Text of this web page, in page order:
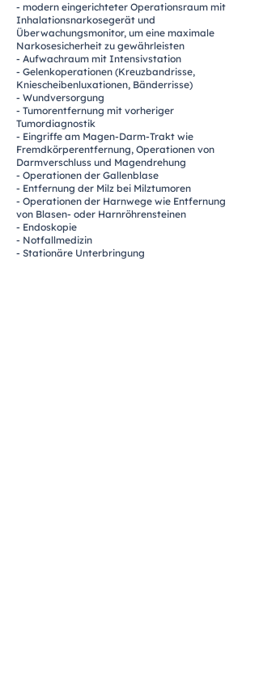
- modern eingerichteter Operationsraum mit
Inhalationsnarkosegerät und
Überwachungsmonitor, um eine maximale
Narkosesicherheit zu gewährleisten
- Aufwachraum mit Intensivstation
- Gelenkoperationen (Kreuzbandrisse,
Kniescheibenluxationen, Bänderrisse)
- Wundversorgung
- Tumorentfernung mit vorheriger
Tumordiagnostik
- Eingriffe am Magen-Darm-Trakt wie
Fremdkörperentfernung, Operationen von
Darmverschluss und Magendrehung
- Operationen der Gallenblase
- Entfernung der Milz bei Milztumoren
- Operationen der Harnwege wie Entfernung
von Blasen- oder Harnröhrensteinen
- Endoskopie
- Notfallmedizin
- Stationäre Unterbringung